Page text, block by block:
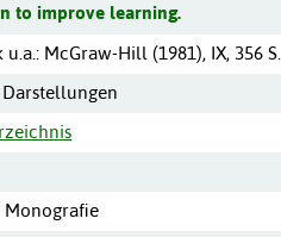
to improve learning.
u.a.: McGraw-Hill (1981), IX, 356 S.
Monografie